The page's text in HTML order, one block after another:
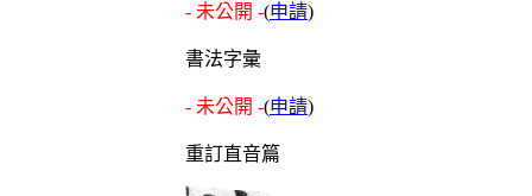
- 未公開 -(申請)
書法字彙
- 未公開 -(申請)
重訂直音篇